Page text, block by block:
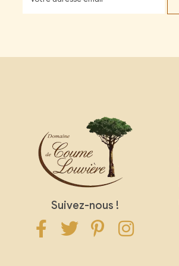
Suivez-nous !